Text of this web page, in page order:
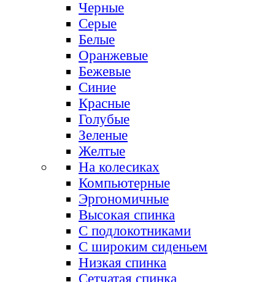
Черные
Серые
Белые
Оранжевые
Бежевые
Синие
Красные
Голубые
Зеленые
Желтые
На колесиках
Компьютерные
Эргономичные
Высокая спинка
С подлокотниками
С широким сиденьем
Низкая спинка
Сетчатая спинка